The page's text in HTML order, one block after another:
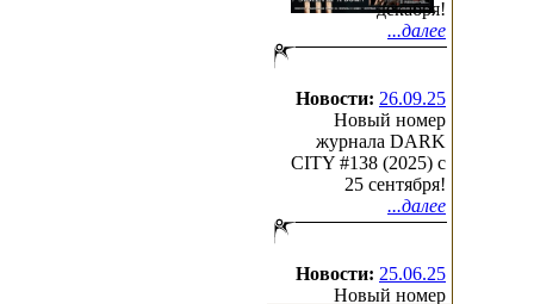
дополнительная информация
декабря!
...далее
Новости: 26.09.25
Новый номер
журнала DARK
CITY #138 (2025) c
25 сентября!
...далее
Новости: 25.06.25
Новый номер